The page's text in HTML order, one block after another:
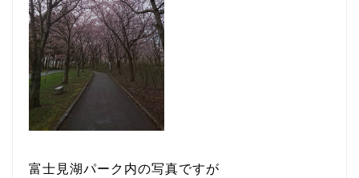
富士見湖パーク内の写真ですが